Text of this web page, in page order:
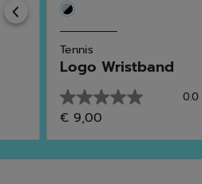
Previous
Tennis
Logo Wristband
0.0
0.0
su
5
stelle.
€ 9,00